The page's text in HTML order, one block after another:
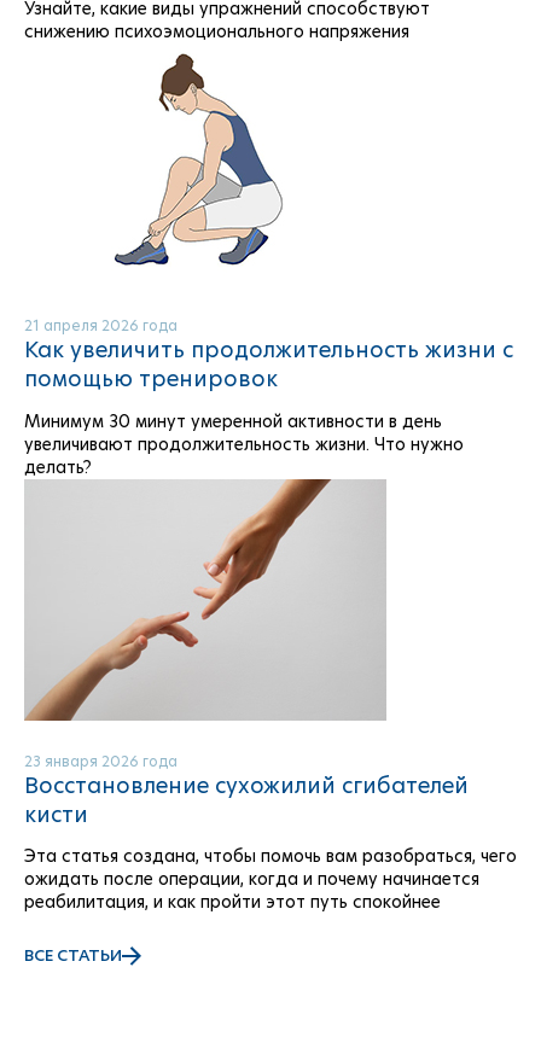
Узнайте, какие виды упражнений способствуют
снижению психоэмоционального напряжения
21 апреля 2026 года
Как увеличить продолжительность жизни с
помощью тренировок
Минимум 30 минут умеренной активности в день
увеличивают продолжительность жизни. Что нужно
делать?
23 января 2026 года
Восстановление сухожилий сгибателей
кисти
Эта статья создана, чтобы помочь вам разобраться, чего
ожидать после операции, когда и почему начинается
реабилитация, и как пройти этот путь спокойнее
ВСЕ СТАТЬИ